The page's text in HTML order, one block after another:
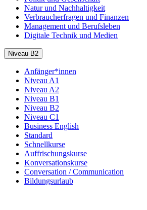
Natur und Nachhaltigkeit
Verbraucherfragen und Finanzen
Management und Berufsleben
Digitale Technik und Medien
Niveau B2
Anfänger*innen
Niveau A1
Niveau A2
Niveau B1
Niveau B2
Niveau C1
Business English
Standard
Schnellkurse
Auffrischungskurse
Konversationskurse
Conversation / Communication
Bildungsurlaub